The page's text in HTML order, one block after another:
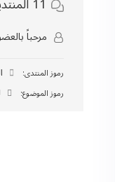
مرحباً
رموز المنتدى:
رموز الموضوع: